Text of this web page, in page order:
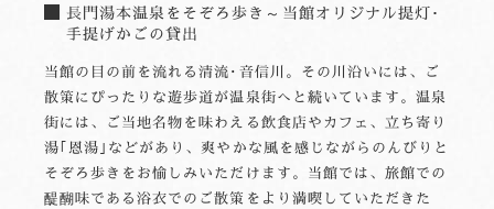
長門湯本温泉をそぞろ歩き～当館オリジナル提灯･
手提げかごの貸出
当館の目の前を流れる清流･音信川。その川沿いには、ご
散策にぴったりな遊歩道が温泉街へと続いています。温泉
街には、ご当地名物を味わえる飲食店やカフェ、立ち寄り
湯｢恩湯｣などがあり、爽やかな風を感じながらのんびりと
そぞろ歩きをお愉しみいただけます。当館では、旅館での
醍醐味である浴衣でのご散策をより満喫していただきた